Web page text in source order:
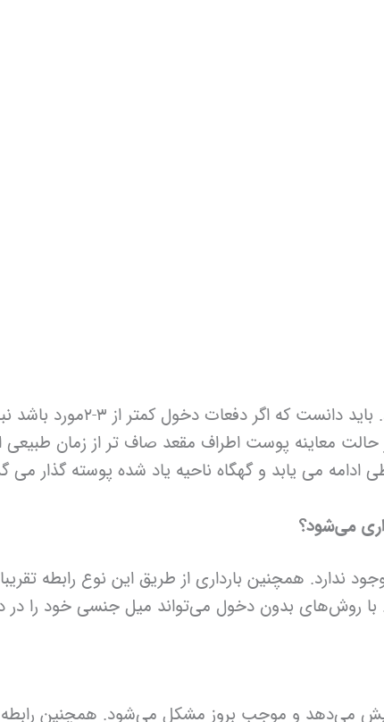
در صورت مکرر بودن ، علایم
حالت معاینه پوست اطراف مقعد صاف تر از زمان
می یابد و گهگاه ناحیه یاد شده پوسته گذار می
می‌شود؟
ندارد. همچنین بارداری از طریق این نوع رابطه
با روش‌های بدون دخول می‌تواند میل جنسی خود را در
می‌دهد و موجب بروز مشکل می‌شود. همچنین